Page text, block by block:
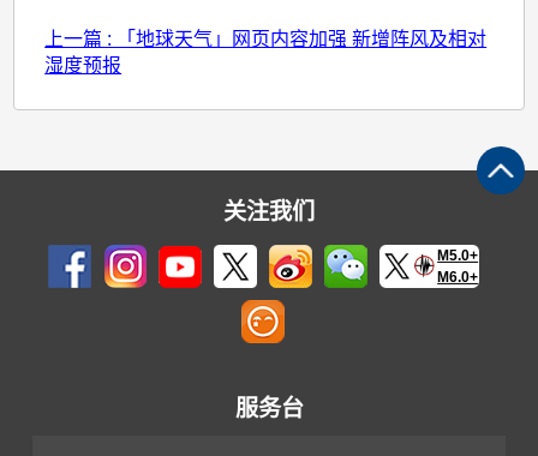
上一篇 : 「地球天气」网页内容加强 新增阵风及相对
湿度预报
关注我们
M5.0+
M6.0+
服务台